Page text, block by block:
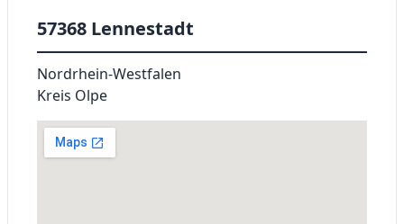
57368 Lennestadt
Nordrhein-Westfalen
Kreis Olpe